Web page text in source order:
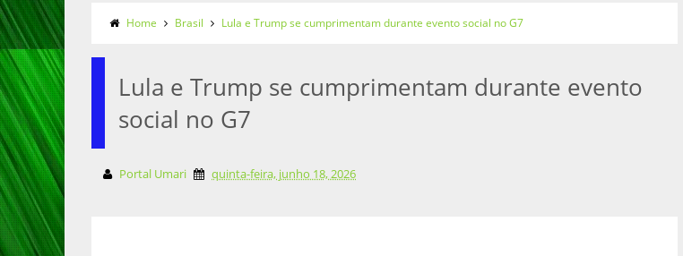
Home Brasil Lula e Trump se cumprimentam durante evento social no G7
Lula e Trump se cumprimentam durante evento
social no G7
Portal Umari quinta-feira, junho 18, 2026